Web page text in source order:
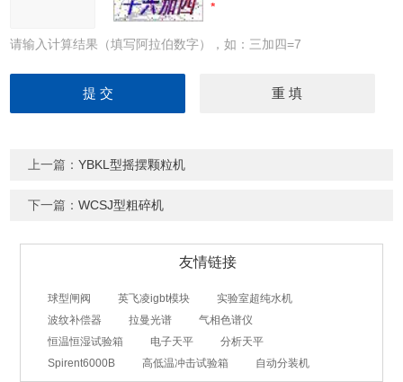
请输入计算结果（填写阿拉伯数字），如：三加四=7
上一篇：YBKL型摇摆颗粒机
下一篇：WCSJ型粗碎机
友情链接
球型闸阀 英飞凌igbt模块
实验室超纯水机
波纹补偿器
拉曼光谱
气相色谱仪
恒温恒湿试验箱
电子天平
分析天平
Spirent6000B
高低温冲击试验箱 自动分装机